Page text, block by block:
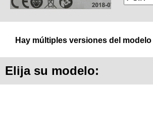
Hay múltiples versiones del
Elija su modelo: